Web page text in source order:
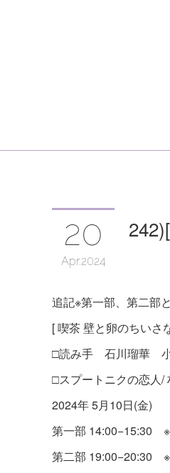
20
Apr 2024
追記※第一部、第二部
[ 喫茶 壁と卵のちいさ
□読み手 石川瑠華
□スプートニクの恋人/
2024年 5月10日(金)
第一部 14:00−15:30 ※
第二部 19:00−20:30 ※